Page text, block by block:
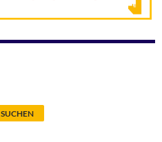
SUCHEN